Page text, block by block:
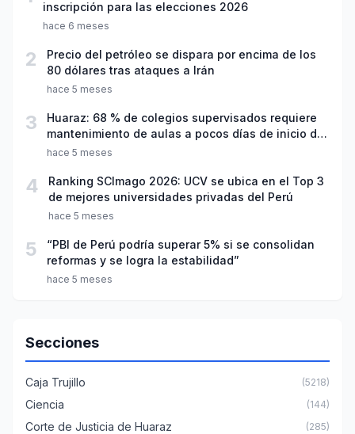
inscripción para las elecciones 2026
hace 6 meses
2
Precio del petróleo se dispara por encima de los
80 dólares tras ataques a Irán
hace 5 meses
3
Huaraz: 68 % de colegios supervisados requiere
mantenimiento de aulas a pocos días de inicio del
año escolar 2026
hace 5 meses
4
Ranking SCImago 2026: UCV se ubica en el Top 3
de mejores universidades privadas del Perú
hace 5 meses
5
“PBI de Perú podría superar 5% si se consolidan
reformas y se logra la estabilidad”
hace 5 meses
Secciones
Caja Trujillo (5218)
Ciencia (144)
Corte de Justicia de Huaraz (285)